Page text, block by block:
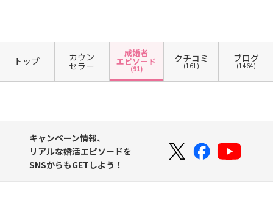
トップ カウン
セラー
成婚者
エピソード
(91)
クチコミ
(161)
ブログ
(1464)
キャンペーン情報、
リアルな婚活エピソードを
SNSからもGETしよう！